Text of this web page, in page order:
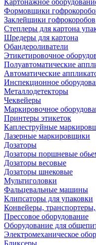
Картонажное
Формовщики
Заклейщики гофрокоробов
Степлеры для картона
Шредеры для картона
Обандероливатели
Этикетировочное
Полуавтоматические
Автоматические
Инспекционное
Металлодетекторы
Чеквейеры
Маркировочное
Принтеры этикеток
Каплеструйные
Лазерные маркировщики
Дозаторы
Дозаторы поршневые
Дозаторы весовые
Дозаторы шнековые
Мультиголовки
Фальцевальные машины
Клипсаторы для упаковки
Конвейеры, транспортеры,
Прессовое оборудование
Оборудование для
Электромеханическое
Бликсеры